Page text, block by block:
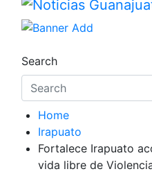
Noticias
Search
Home
Irapuato
Fortalece Irapuato
vida libre de